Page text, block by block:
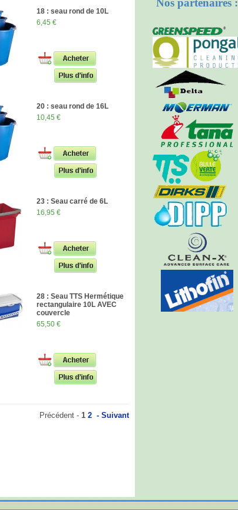
18 : seau rond de 10L
6,45 €
20 : seau rond de 16L
10,45 €
23 : Seau carré de 6L
16,95 €
28 : Seau TTS Hermétique
rectangulaire 10L AVEC
couvercle
65,50 €
Précédent - 1 2 - Suivant
Nos partenaires :